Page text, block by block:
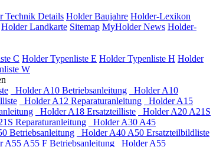
Technik Details Holder Baujahre Holder-Lexikon
Holder Landkarte Sitemap MyHolder News Holder-
C Holder Typenliste E Holder Typenliste H Holder
W
Holder A10 Betriebsanleitung
Holder A10
Holder A12 Reparaturanleitung
Holder A15
Holder A18 Ersatzteilliste
Holder A20 A21S
Reparaturanleitung
Holder A30 A45
Betriebsanleitung
Holder A40 A50 Ersatzteilbildliste
A55 A55 F Betriebsanleitung
Holder A55